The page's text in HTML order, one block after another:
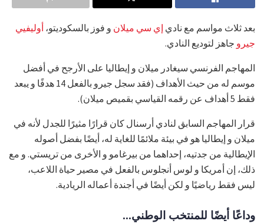
بعد ثلاث مواسم مع نادي إي سي ميلان و فوز بالسكوديتو، أوليفيي
جيرو جاهز لتوديع النادي.
المهاجم الفرنسي سيغادر ميلان و إيطاليا على الأرجح في أفضل
موسم له من حيث الأهداف (فقد سجل جيرو بالفعل 14 هدفًا و يبعد
فقط 5 أهداف عن رقمه القياسي بقميص ميلان).
قرار المهاجم السابق لنادي أرسنال كان قرارًا مثيرًا للجدل لأنه في
ميلان و إيطاليا هو في بيئة ملائمًا للغاية له، أيضًا بفضل أصوله
الإيطالية من جدتيه، إحداهما من بيرغامو و الأخرى من تريستي. و مع
ذلك، إن أمريكا و لوس أنجلوس بالفعل في مصير حياة اللاعب،
ليس فقط رياضيًا و لكن أيضًا في أجندة أعماله الريادية.
وداعًا أيضًا للمنتخب الوطني...